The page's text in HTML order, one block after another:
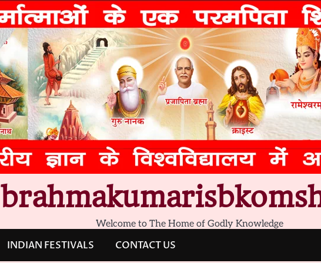
Welcome to The Home of Godly Knowledge
INDIAN FESTIVALS CONTACT US